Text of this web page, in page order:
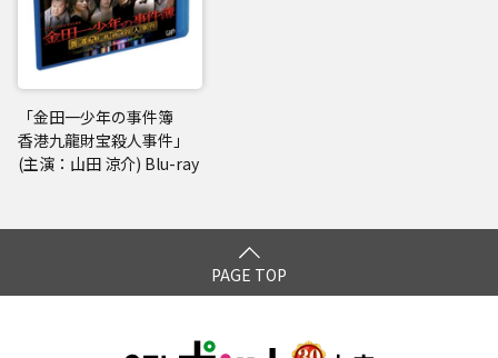
「金田一少年の事件簿
香港九龍財宝殺人事件」
(主演：山田 涼介) Blu-ray
PAGE TOP